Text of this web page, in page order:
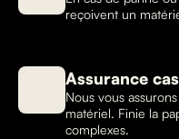
reçoivent un
Assurance
Nous vous
matériel. Finie la
complexes.